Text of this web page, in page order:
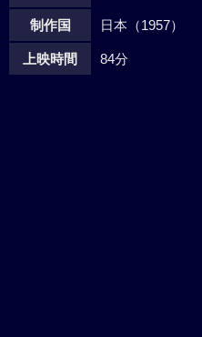
制作国 日本（1957）
上映時間 84分